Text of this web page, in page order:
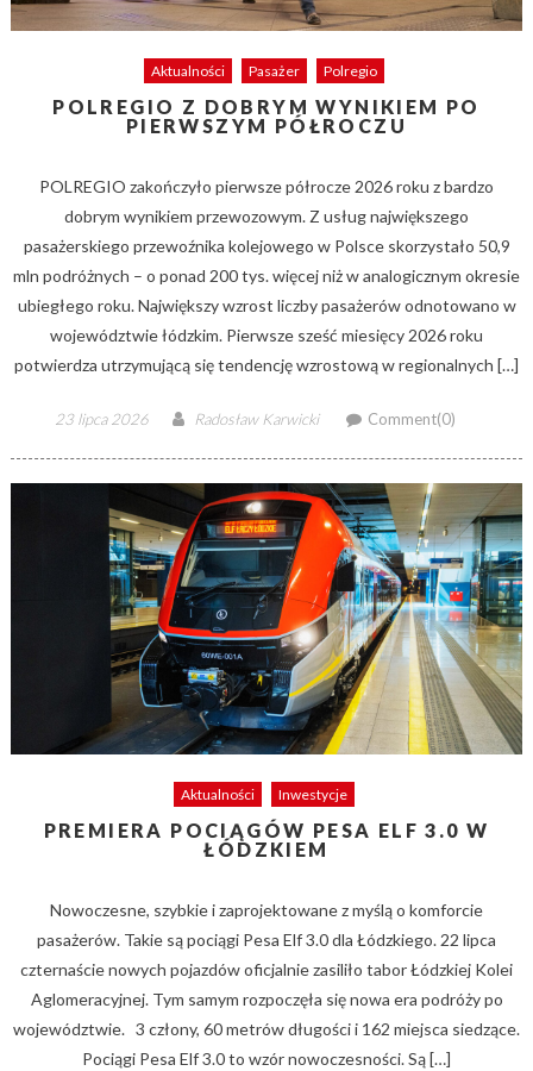
Aktualności Pasażer Polregio
POLREGIO Z DOBRYM WYNIKIEM PO
PIERWSZYM PÓŁROCZU
POLREGIO zakończyło pierwsze półrocze 2026 roku z bardzo
dobrym wynikiem przewozowym. Z usług największego
pasażerskiego przewoźnika kolejowego w Polsce skorzystało 50,9
mln podróżnych – o ponad 200 tys. więcej niż w analogicznym okresie
ubiegłego roku. Największy wzrost liczby pasażerów odnotowano w
województwie łódzkim. Pierwsze sześć miesięcy 2026 roku
potwierdza utrzymującą się tendencję wzrostową w regionalnych […]
Posted
23 lipca 2026 Author
Radosław Karwicki Comment(0)
Aktualności Inwestycje
PREMIERA POCIĄGÓW PESA ELF 3.0 W
ŁÓDZKIEM
Nowoczesne, szybkie i zaprojektowane z myślą o komforcie
pasażerów. Takie są pociągi Pesa Elf 3.0 dla Łódzkiego. 22 lipca
czternaście nowych pojazdów oficjalnie zasiliło tabor Łódzkiej Kolei
Aglomeracyjnej. Tym samym rozpoczęła się nowa era podróży po
województwie. 3 człony, 60 metrów długości i 162 miejsca siedzące.
Pociągi Pesa Elf 3.0 to wzór nowoczesności. Są […]